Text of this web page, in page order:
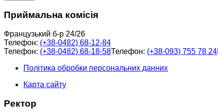
Приймальна комісія
Французький б-р 24/26
Телефон: (+38-0482) 68-12-84
Телефон: (+38-0482) 68-18-58Телефон: (+38-093) 755 78 24
Політика обробки персональних данних
Карта сайту
Ректор